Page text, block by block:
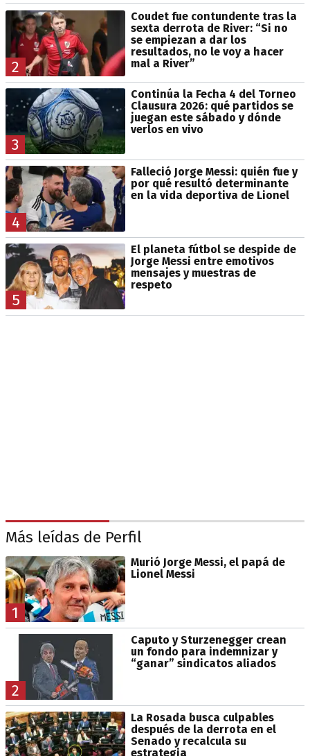
2
Coudet fue contundente tras la
sexta derrota de River: “Si no
se empiezan a dar los
resultados, no le voy a hacer
mal a River”
3
Continúa la Fecha 4 del Torneo
Clausura 2026: qué partidos se
juegan este sábado y dónde
verlos en vivo
4
Falleció Jorge Messi: quién fue y
por qué resultó determinante
en la vida deportiva de Lionel
5
El planeta fútbol se despide de
Jorge Messi entre emotivos
mensajes y muestras de
respeto
Más leídas de Perfil
1
Murió Jorge Messi, el papá de
Lionel Messi
2
Caputo y Sturzenegger crean
un fondo para indemnizar y
“ganar” sindicatos aliados
La Rosada busca culpables
después de la derrota en el
Senado y recalcula su
estrategia